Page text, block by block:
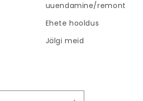
uuendamine/remont
Ehete hooldus
Jälgi meid